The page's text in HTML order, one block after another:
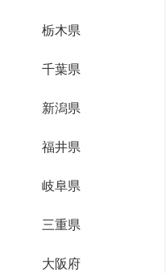
栃木県
千葉県
新潟県
福井県
岐阜県
三重県
大阪府